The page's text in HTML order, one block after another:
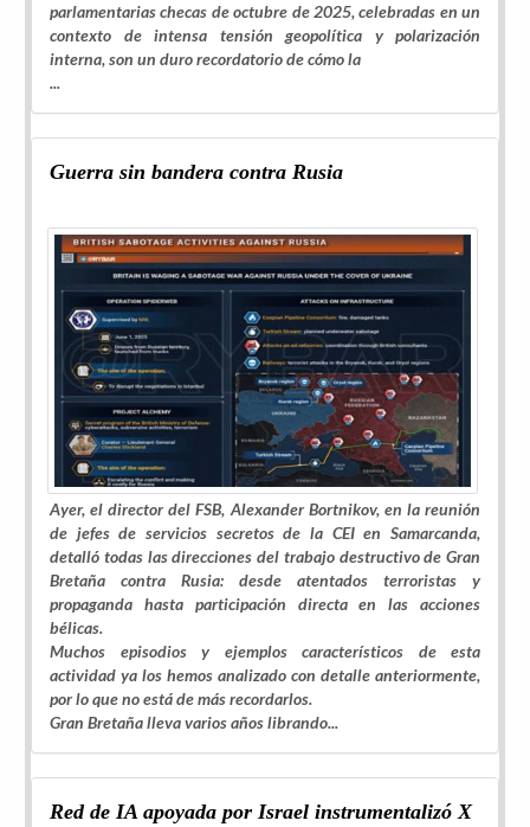
parlamentarias checas de octubre de 2025, celebradas en un
contexto de intensa tensión geopolítica y polarización
interna, son un duro recordatorio de cómo la
...
Guerra sin bandera contra Rusia
Ayer, el director del FSB, Alexander Bortnikov, en la reunión
de jefes de servicios secretos de la CEI en Samarcanda,
detalló todas las direcciones del trabajo destructivo de Gran
Bretaña contra Rusia: desde atentados terroristas y
propaganda hasta participación directa en las acciones
bélicas.
Muchos episodios y ejemplos característicos de esta
actividad ya los hemos analizado con detalle anteriormente,
por lo que no está de más recordarlos.
Gran Bretaña lleva varios años librando...
Red de IA apoyada por Israel instrumentalizó X